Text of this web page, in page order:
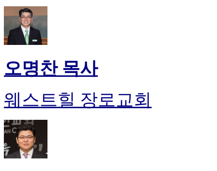
오명찬 목사
웨스트힐 장로교회